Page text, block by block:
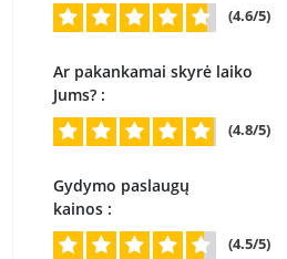
(4.6/5)
Ar pakankamai skyrė laiko
Jums? :
(4.8/5)
Gydymo paslaugų
kainos :
(4.5/5)